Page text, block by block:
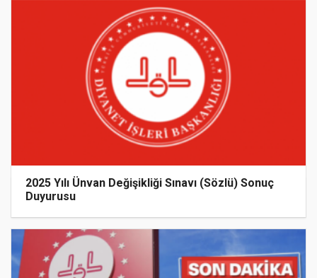
2025 Yılı Ünvan Değişikliği Sınavı (Sözlü) Sonuç
Duyurusu